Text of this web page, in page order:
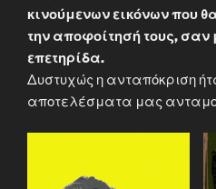
κινούμενων εικόνων που
την αποφοίτησή τους, σαν
επετηρίδα.
Δυστυχώς η ανταπόκριση
αποτελέσματα μας